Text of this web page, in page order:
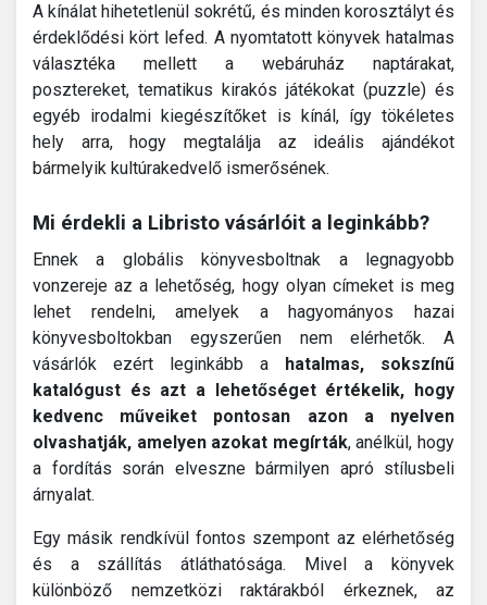
A kínálat hihetetlenül sokrétű, és minden korosztályt és
érdeklődési kört lefed. A nyomtatott könyvek hatalmas
választéka mellett a webáruház naptárakat,
posztereket, tematikus kirakós játékokat (puzzle) és
egyéb irodalmi kiegészítőket is kínál, így tökéletes
hely arra, hogy megtalálja az ideális ajándékot
bármelyik kultúrakedvelő ismerősének.
Mi érdekli a Libristo vásárlóit a leginkább?
Ennek a globális könyvesboltnak a legnagyobb
vonzereje az a lehetőség, hogy olyan címeket is meg
lehet rendelni, amelyek a hagyományos hazai
könyvesboltokban egyszerűen nem elérhetők. A
vásárlók ezért leginkább a hatalmas, sokszínű
katalógust és azt a lehetőséget értékelik, hogy
kedvenc műveiket pontosan azon a nyelven
olvashatják, amelyen azokat megírták, anélkül, hogy
a fordítás során elveszne bármilyen apró stílusbeli
árnyalat.
Egy másik rendkívül fontos szempont az elérhetőség
és a szállítás átláthatósága. Mivel a könyvek
különböző nemzetközi raktárakból érkeznek, az